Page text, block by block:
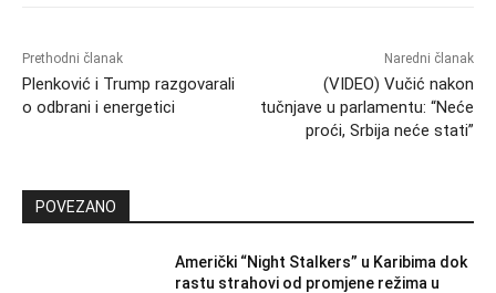
Prethodni članak
Plenković i Trump razgovarali
o odbrani i energetici
Naredni članak
(VIDEO) Vučić nakon
tučnjave u parlamentu: “Neće
proći, Srbija neće stati”
POVEZANO
Američki “Night Stalkers” u Karibima dok
rastu strahovi od promjene režima u